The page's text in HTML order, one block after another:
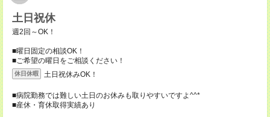
土日祝休
週2回～OK！
■曜日固定の相談OK！
■ご希望の曜日をご相談ください！
休日休暇 土日祝休みOK！
■病院勤務では難しい土日のお休みも取りやすいですよ^^*
■産休・育休取得実績あり